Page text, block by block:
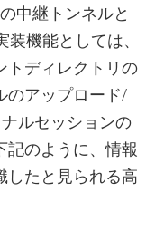
中継トンネルと
機能としては、
トディレクトリの
のアップロード/
ルセッションの
記のように、情報
したと見られる高